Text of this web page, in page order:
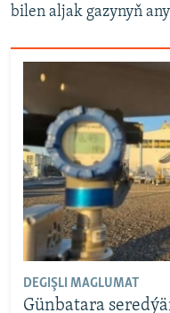
bilen aljak gazynyň
DEGIŞLI MAGLUMAT
Günbatara